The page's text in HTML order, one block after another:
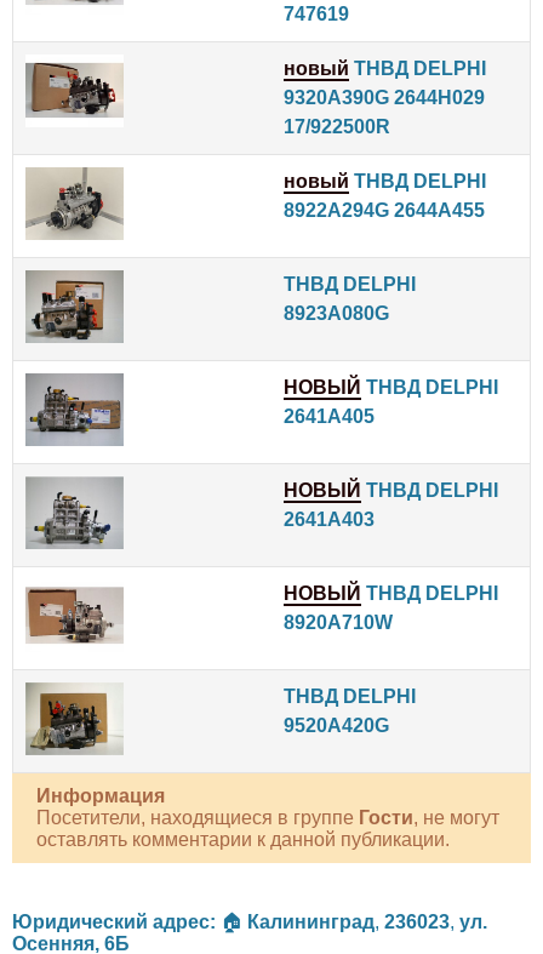
747619
новый ТНВД DELPHI
9320A390G 2644H029
17/922500R
новый ТНВД DELPHI
8922A294G 2644A455
ТНВД DELPHI
8923A080G
НОВЫЙ ТНВД DELPHI
2641A405
НОВЫЙ ТНВД DELPHI
2641A403
НОВЫЙ ТНВД DELPHI
8920A710W
ТНВД DELPHI
9520A420G
Информация
Посетители, находящиеся в группе Гости, не могут
оставлять комментарии к данной публикации.
Юридический адрес: 🏠 Калининград, 236023, ул.
Осенняя, 6Б